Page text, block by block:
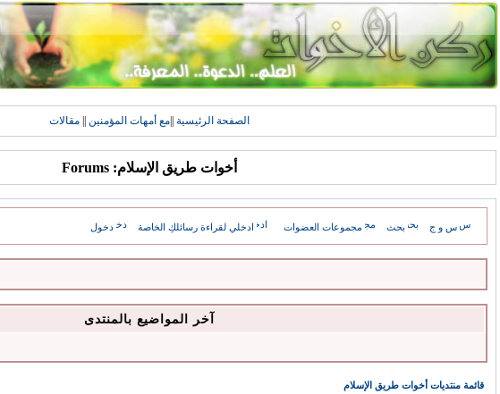
الصفحة الرئيسية مع أمهات المؤمنين مقالات
أخوات طريق الإسلام: Forums
س و ج بحث مجموعات العضوات ادخلي لقراءة رسائلكِ الخاصة دخول
آخر المواضيع بالمنتدى
قائمة منتديات أخوات طريق الإسلام